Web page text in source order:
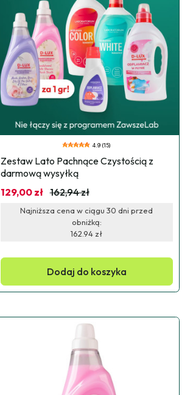
4.9 (15)
Zestaw Lato Pachnące Czystością z
darmową wysyłką
129,00 zł 162,94 zł
Najniższa cena w ciągu 30 dni przed
obniżką:
162.94 zł
Dodaj do koszyka